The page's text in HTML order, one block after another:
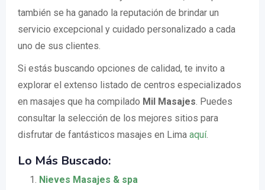
también se ha ganado la reputación de brindar un
servicio excepcional y cuidado personalizado a cada
uno de sus clientes.
Si estás buscando opciones de calidad, te invito a
explorar el extenso listado de centros especializados
en masajes que ha compilado Mil Masajes. Puedes
consultar la selección de los mejores sitios para
disfrutar de fantásticos masajes en Lima aquí.
Lo Más Buscado:
Nieves Masajes & spa